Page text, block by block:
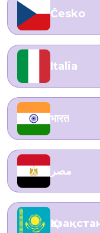
Česko
Italia
भारत
مصر